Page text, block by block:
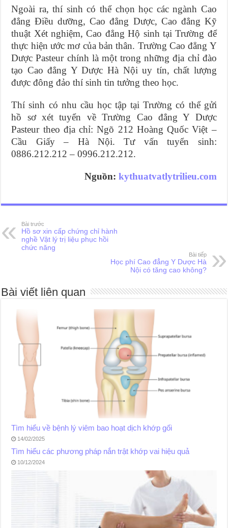
Ngoài ra, thí sinh có thể chọn học các ngành Cao
đẳng Điều dưỡng, Cao đẳng Dược, Cao đẳng Kỹ
thuật Xét nghiệm, Cao đẳng Hộ sinh tại Trường để
thực hiện ước mơ của bản thân. Trường Cao đẳng Y
Dược Pasteur chính là một trong những địa chỉ đào
tạo Cao đẳng Y Dược Hà Nội uy tín, chất lượng
được đông đảo thí sinh tin tưởng theo học.
Thí sinh có nhu cầu học tập tại Trường có thể gửi
hồ sơ xét tuyển về Trường Cao đẳng Y Dược
Pasteur theo địa chỉ: Ngõ 212 Hoàng Quốc Việt –
Cầu Giấy – Hà Nội. Tư vấn tuyển sinh:
0886.212.212 – 0996.212.212.
Nguồn: kythuatvatlytrilieu.com
Bài trước
Hồ sơ xin cấp chứng chỉ hành
nghề Vật lý trị liệu phục hồi
chức năng
Bài tiếp
Học phí Cao đẳng Y Dược Hà
Nội có tăng cao không?
Bài viết liên quan
Tìm hiểu về bệnh lý viêm bao hoạt dịch khớp gối
14/02/2025
Tìm hiểu các phương pháp nắn trật khớp vai hiệu quả
10/12/2024